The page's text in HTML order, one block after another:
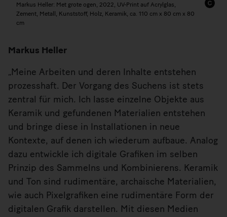
Markus Heller: Met grote ogen, 2022, UV-Print auf Acrylglas,
Zement, Metall, Kunststoff, Holz, Keramik, ca. 110 cm x 80 cm x 80
cm
Markus Heller
„Meine Arbeiten und deren Inhalte entstehen
prozesshaft. Der Vorgang des Suchens ist stets
zentral für mich. Ich lasse einzelne Objekte aus
Keramik und gefundenen Materialien entstehen
und bringe diese in Installationen in neue
Kontexte, auf denen ich wiederum aufbaue. Analog
dazu entwickle ich digitale Grafiken im selben
Prinzip des Sammelns und Kombinierens. Keramik
und Ton sind rudimentäre, archaische Materialien,
wie auch Pixelgrafiken eine rudimentäre Form der
digitalen Grafik darstellen. Mit diesen Medien